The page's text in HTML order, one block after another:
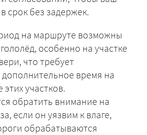
срок без задержек.
на маршруте возможны
особенно на участке
что требует
дополнительное время на
участков.
обратить внимание на
если он уязвим к влаге,
обрабатываются
+7 (499) 520-05-23